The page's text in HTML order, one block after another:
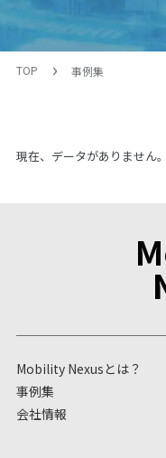
TOP 事例集
現在、データがありません。
Mobility Nexusとは？
事例集
会社情報